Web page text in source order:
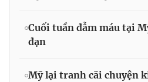
Cuối tuần đẫm máu tại
đạn
Mỹ lại tranh cãi chuyện